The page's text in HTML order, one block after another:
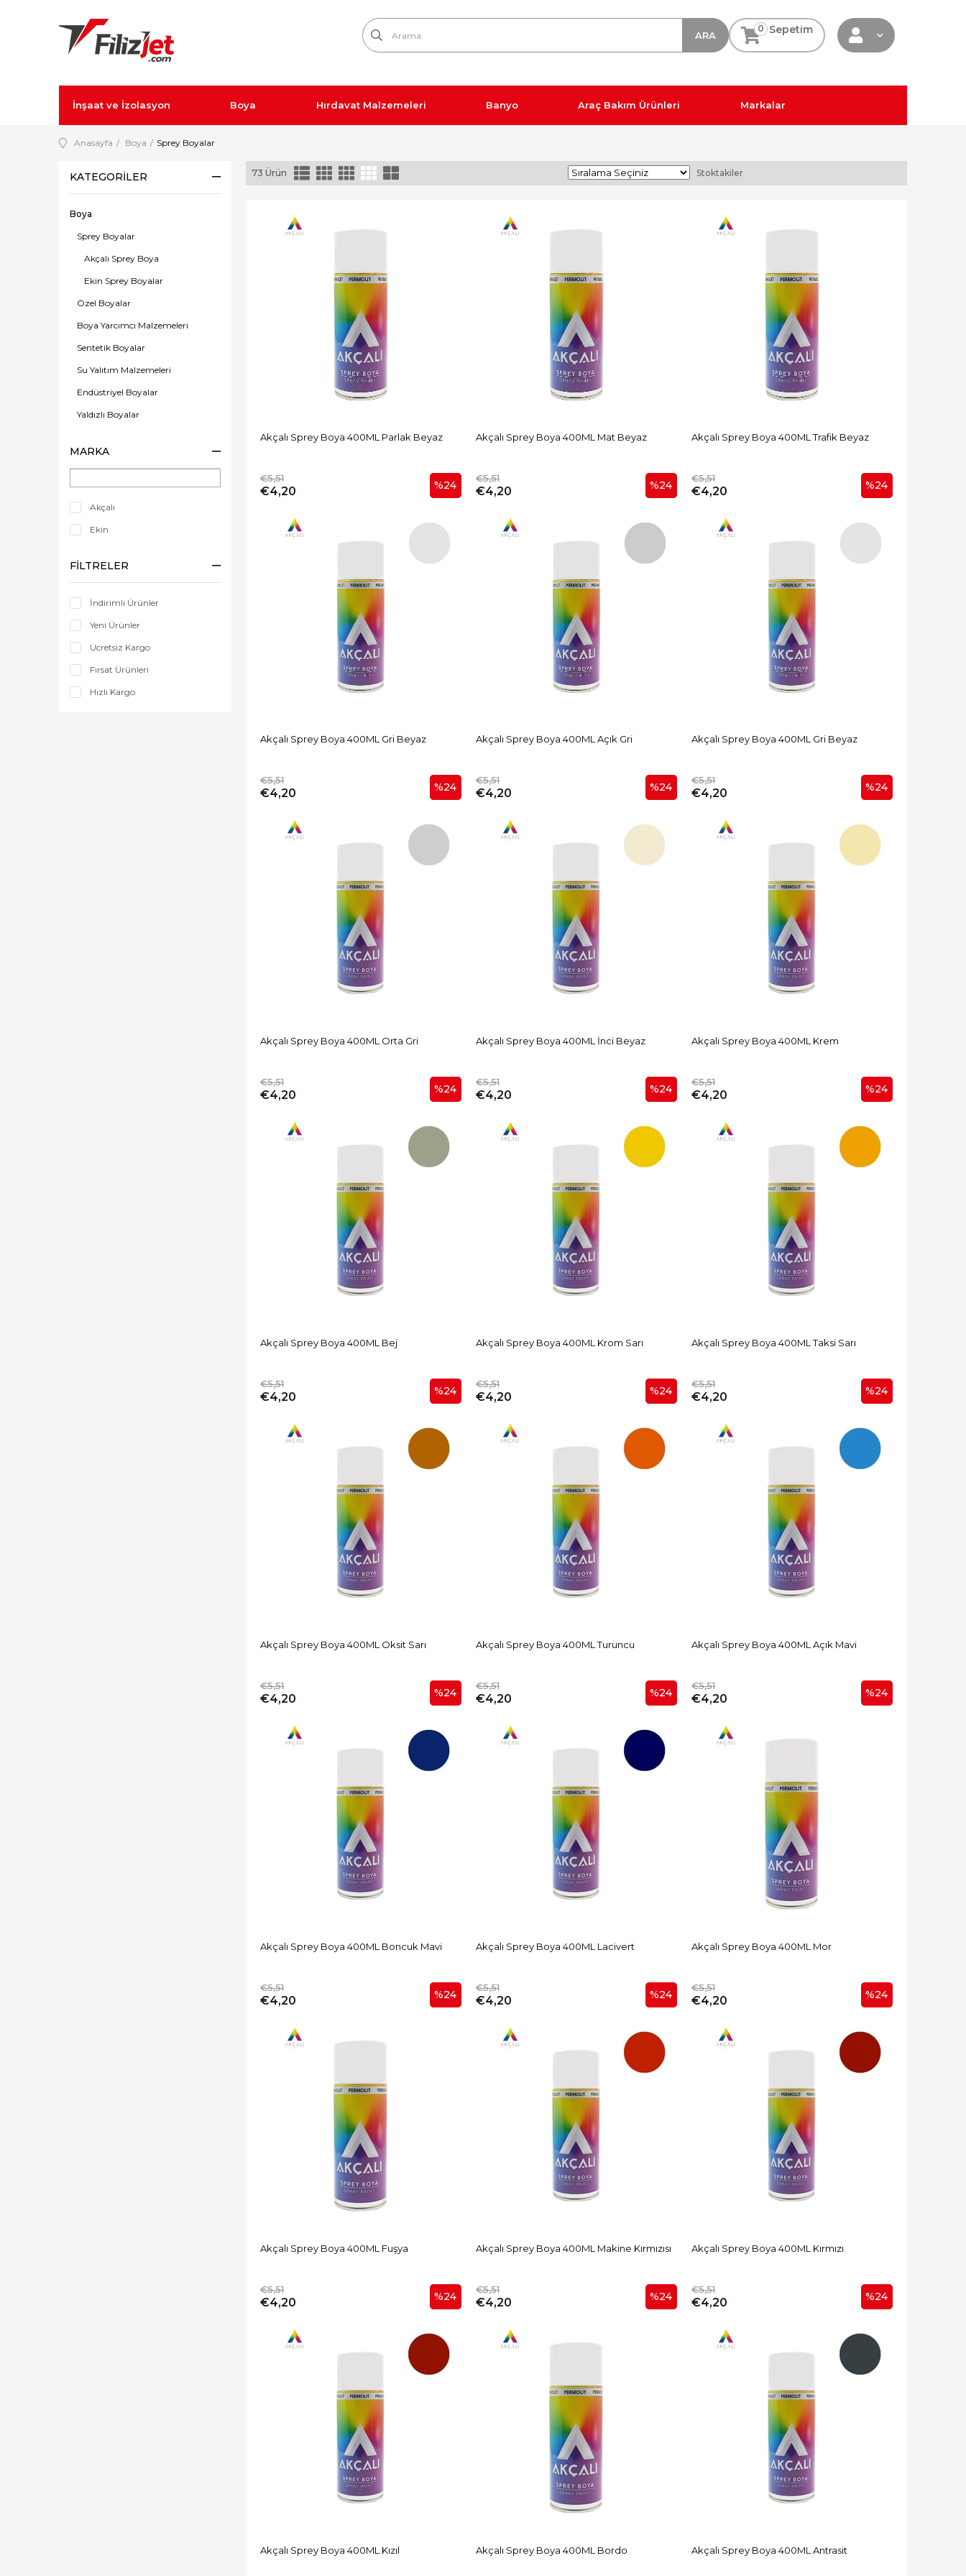
Sepetim
0
İnşaat ve İzolasyon Boya Hırdavat Malzemeleri Banyo Araç Bakım Ürünleri Markalar
Anasayfa Boya Sprey Boyalar
KATEGORILER
Boya
Sprey Boyalar
Akçalı Sprey Boya
Ekin Sprey Boyalar
Özel Boyalar
Boya Yarcımcı Malzemeleri
Sentetik Boyalar
Su Yalıtım Malzemeleri
Endüstriyel Boyalar
Yaldızlı Boyalar
Astar Boya
Hobi Boyaları
Dış Cephe Boyaları
MARKA
Akçalı
Ekin
FILTRELER
İndirimli Ürünler
Yeni Ürünler
Ücretsiz Kargo
Fırsat Ürünleri
Hızlı Kargo
Stoktakiler
73 Ürün
Akçalı Sprey Boya 400ML Parlak Beyaz
€5,51
€4,20 %24
Akçalı Sprey Boya 400ML Mat Beyaz
€5,51
€4,20 %24
Akçalı Sprey Boya 400ML Trafik Beyaz
€5,51
€4,20 %24
Akçalı Sprey Boya 400ML Gri Beyaz
€5,51
€4,20 %24
Akçalı Sprey Boya 400ML Açık Gri
€5,51
€4,20 %24
Akçalı Sprey Boya 400ML Gri Beyaz
€5,51
€4,20 %24
Akçalı Sprey Boya 400ML Orta Gri
€5,51
€4,20 %24
Akçalı Sprey Boya 400ML İnci Beyaz
€5,51
€4,20 %24
Akçalı Sprey Boya 400ML Krem
€5,51
€4,20 %24
Akçalı Sprey Boya 400ML Bej
€5,51
€4,20 %24
Akçalı Sprey Boya 400ML Krom Sarı
€5,51
€4,20 %24
Akçalı Sprey Boya 400ML Taksi Sarı
€5,51
€4,20 %24
Akçalı Sprey Boya 400ML Oksit Sarı
€5,51
€4,20 %24
Akçalı Sprey Boya 400ML Turuncu
€5,51
€4,20 %24
Akçalı Sprey Boya 400ML Açık Mavi
€5,51
€4,20 %24
Akçalı Sprey Boya 400ML Boncuk Mavi
€5,51
€4,20 %24
Akçalı Sprey Boya 400ML Lacivert
€5,51
€4,20 %24
Akçalı Sprey Boya 400ML Mor
€5,51
€4,20 %24
Akçalı Sprey Boya 400ML Fuşya
€5,51
€4,20 %24
Akçalı Sprey Boya 400ML Makine Kırmızısı
€5,51
€4,20 %24
Akçalı Sprey Boya 400ML Kırmızı
€5,51
€4,20 %24
Akçalı Sprey Boya 400ML Kızıl Akçalı Sprey Boya 400ML Bordo Akçalı Sprey Boya 400ML Antrasit